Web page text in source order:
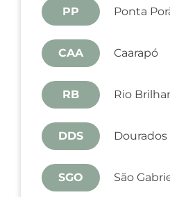
PP Ponta
CAA Caarapó
RB Rio
DDS Dourados
SGO São